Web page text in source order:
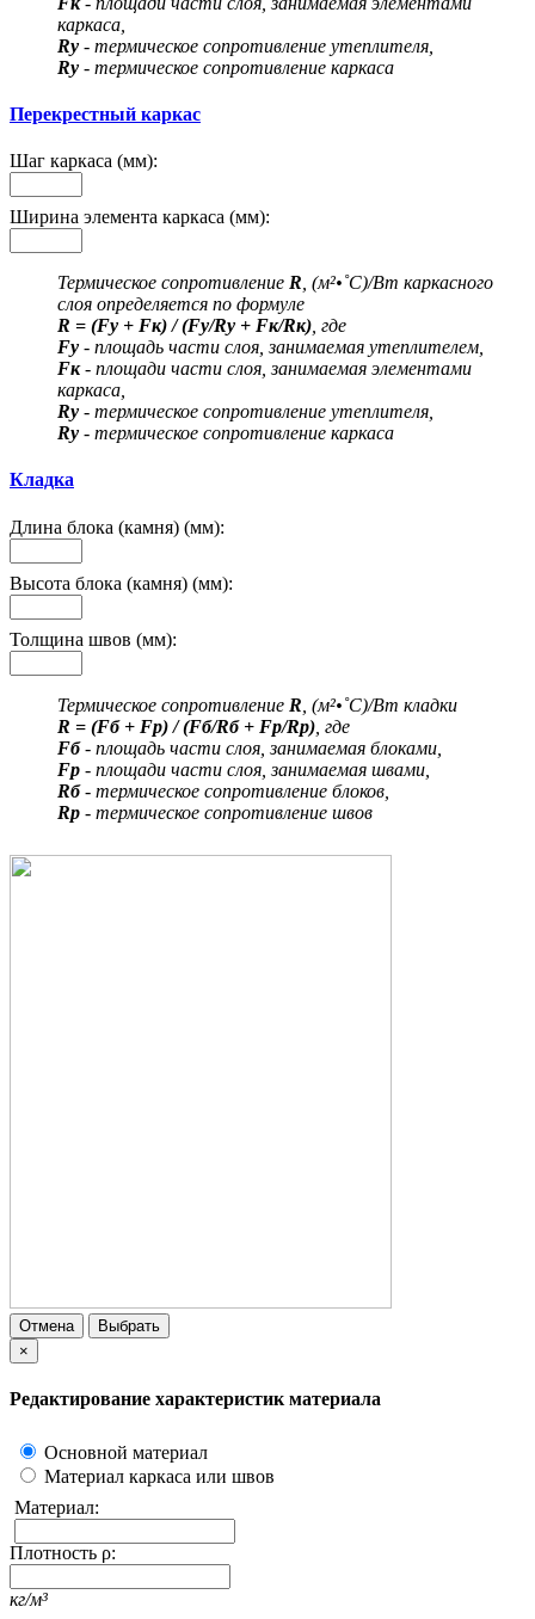
каркаса,
Rу - термическое сопротивление утеплителя,
Rу - термическое сопротивление каркаса
Перекрестный каркас
Шаг каркаса (мм):
Ширина элемента каркаса (мм):
Термическое сопротивление R , (м²•˚С)/Вт каркасного
слоя определяется по формуле
R = (Fу + Fк) / (Fу/Rу + Fк/Rк) , где
Fу - площадь части слоя, занимаемая утеплителем,
Fк- площади части слоя, занимаемая элементами
каркаса,
Rу - термическое сопротивление утеплителя,
Rу - термическое сопротивление каркаса
Кладка
Длина блока (камня) (мм):
Высота блока (камня) (мм):
Толщина швов (мм):
Термическое сопротивление R , (м²•˚С)/Вт кладки
R = (Fб + Fр) / (Fб/Rб + Fр/Rр) , где
Fб- площадь части слоя, занимаемая блоками,
Fр - площади части слоя, занимаемая швами,
Rб- термическое сопротивление блоков,
Rр - термическое сопротивление швов
Отмена
Выбрать
×
Редактирование характеристик материала
Основной материал
Материал каркаса или швов
Материал:
Плотность ρ:
кг/м³